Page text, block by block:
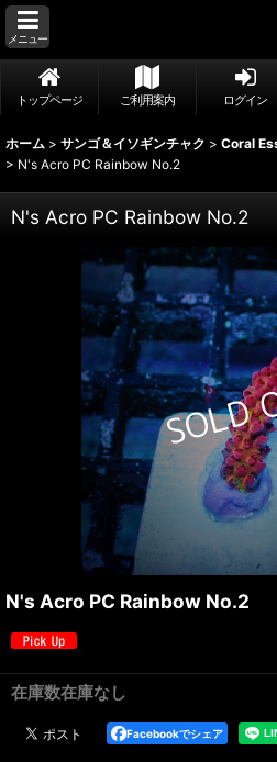
メニュー
トップページ ご利用案内 ログイン
ホーム > サンゴ＆イソギンチャク > Coral
> N's Acro PC Rainbow No.2
N's Acro PC Rainbow No.2
N's Acro PC Rainbow No.2
在庫数在庫なし
Facebookでシェア